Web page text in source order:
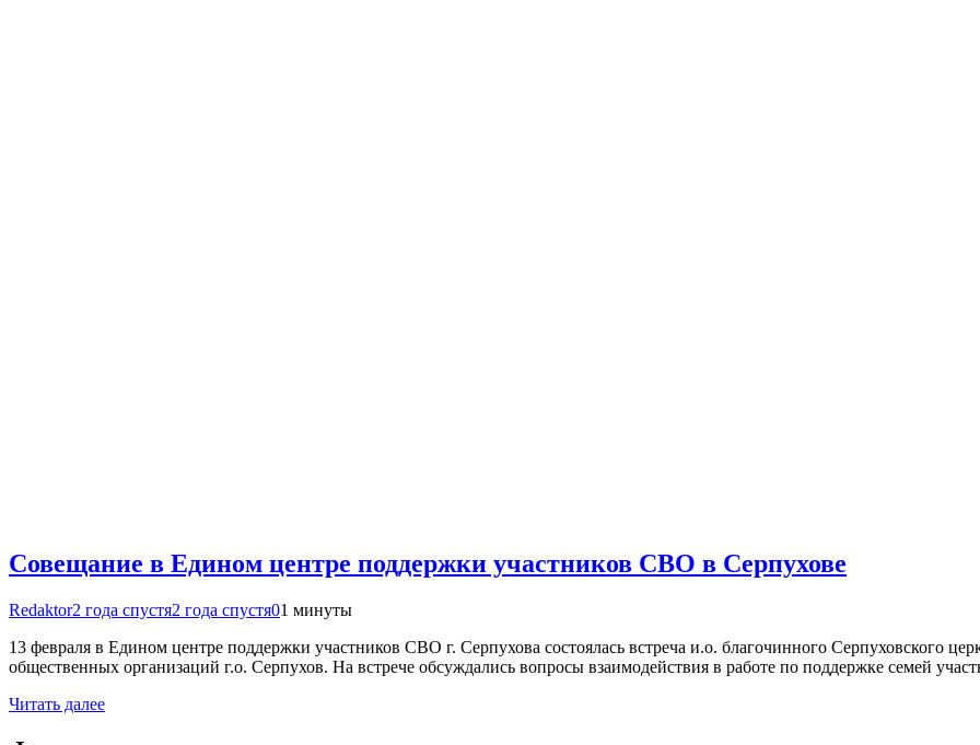
Совещание в Едином центре поддержки участников СВО в Серпухове
Redaktor2 года спустя2 года спустя01 минуты
13 февраля в Едином центре поддержки участников СВО г. Серпухова состоялась встреча и.о. благочинного Серпуховского
общественных организаций г.о. Серпухов. На встрече обсуждались вопросы взаимодействия в работе по поддержке семей
Читать далее